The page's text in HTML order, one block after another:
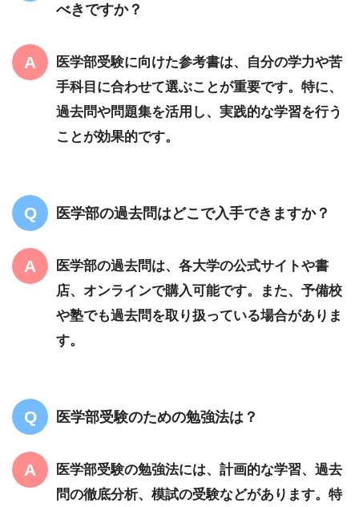
べきですか？
医学部受験に向けた参考書は、自分の学力や苦
手科目に合わせて選ぶことが重要です。特に、
過去問や問題集を活用し、実践的な学習を行う
ことが効果的です。
医学部の過去問はどこで入手できますか？
医学部の過去問は、各大学の公式サイトや書
店、オンラインで購入可能です。また、予備校
や塾でも過去問を取り扱っている場合がありま
す。
医学部受験のための勉強法は？
医学部受験の勉強法には、計画的な学習、過去
問の徹底分析、模試の受験などがあります。特